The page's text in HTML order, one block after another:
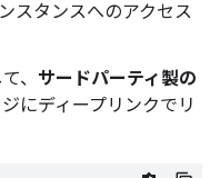
スタンスへのアクセス
、 サードパーティ製の
にディープリンクでリ